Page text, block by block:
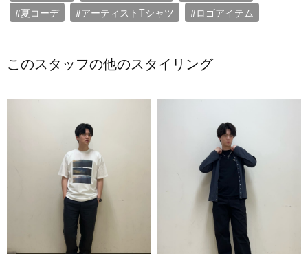
#夏コーデ
#アーティストTシャツ #ロゴアイテム
このスタッフの他のスタイリング